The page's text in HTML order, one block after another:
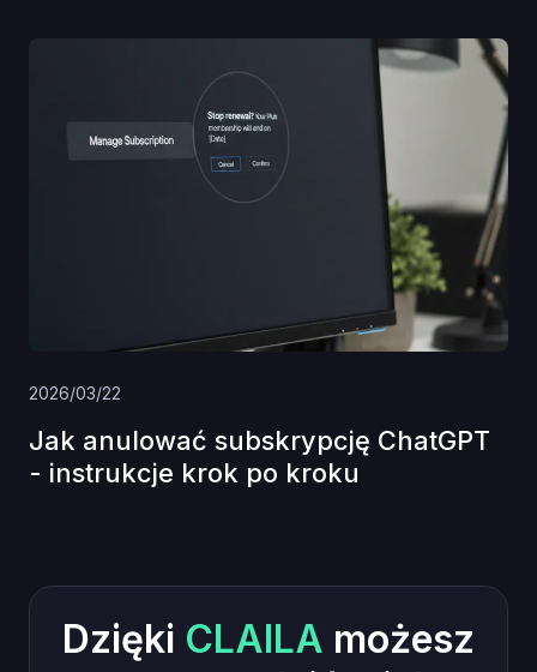
2026/03/22
Jak anulować subskrypcję ChatGPT
- instrukcje krok po kroku
Dzięki CLAILA możesz